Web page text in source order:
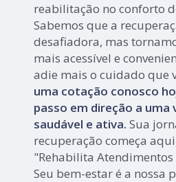
reabilitação no conforto
Sabemos que a
desafiadora, mas
mais acessível e
adie mais o cuidado que
uma cotação conosco
passo em direção a uma
saudável e ativa. Sua
recuperação começa
"Rehabilita
Seu bem-estar é a nossa